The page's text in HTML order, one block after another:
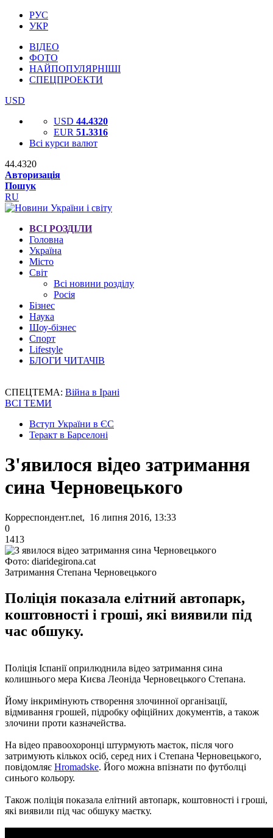
РУС
УКР
ВІДЕО
ФОТО
НАЙПОПУЛЯРНІШІ
СПЕЦПРОЕКТИ
USD
USD 44.4320
EUR 51.3316
Всі курси валют
44.4320
Авторизація
Пошук
RU
ВСІ РОЗДІЛИ
Головна
Україна
Місто
Світ
Всі новини розділу
Росія
Бізнес
Наука
Шоу-бізнес
Спорт
Lifestyle
БЛОГИ ЧИТАЧІВ
СПЕЦТЕМА: Війна в Ірані
ВСІ ТЕМИ
Вступ України в ЄС
Теракт в Барселоні
З'явилося відео затримання
сина Черновецького
Корреспондент.net, 16 липня 2016, 13:33
0
1413
Фото: diaridegirona.cat
Затримання Степана Черновецького
Поліція показала елітний автопарк,
коштовності і гроші, які виявили під
час обшуку.
Поліція Іспанії оприлюднила відео затримання сина
колишнього мера Києва Леоніда Черновецького Степана.
Йому інкримінують створення злочинної організації,
відмивання грошей, підробку офіційних документів, а також
злочини проти казначейства.
На відео правоохоронці штурмують маєток, після чого
затримують кількох осіб, серед них і Степана Черновецького,
повідомляє Hromadske. Його можна впізнати по футболці
синього кольору.
Також поліція показала елітний автопарк, коштовності і гроші,
які виявили під час обшуку маєтку.